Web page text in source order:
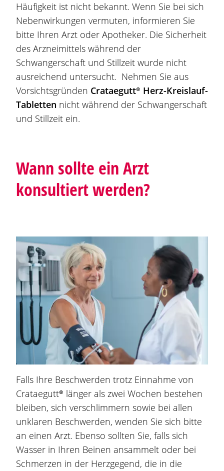
Häufigkeit ist nicht bekannt. Wenn Sie bei sich
Nebenwirkungen vermuten, informieren Sie
bitte Ihren Arzt oder Apotheker. Die Sicherheit
des Arzneimittels während der
Schwangerschaft und Stillzeit wurde nicht
ausreichend untersucht. Nehmen Sie aus
Vorsichtsgründen Crataegutt® Herz-Kreislauf-
Tabletten nicht während der Schwangerschaft
und Stillzeit ein.
Wann sollte ein Arzt
konsultiert werden?
Falls Ihre Beschwerden trotz Einnahme von
Crataegutt® länger als zwei Wochen bestehen
bleiben, sich verschlimmern sowie bei allen
unklaren Beschwerden, wenden Sie sich bitte
an einen Arzt. Ebenso sollten Sie, falls sich
Wasser in Ihren Beinen ansammelt oder bei
Schmerzen in der Herzgegend, die in die